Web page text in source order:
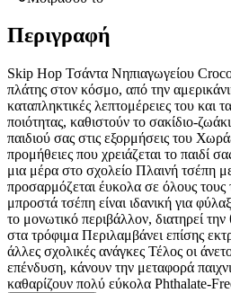
Περιγραφή
Skip Hop Τσάντα Νηπιαγωγείου
πλάτης στον κόσμο, από την
καταπληκτικές λεπτομέρειες του και
ποιότητας, καθιστούν το σακίδιο-
παιδιού σας στις εξορμήσεις του
προμήθειες που χρειάζεται το παιδί
μια μέρα στο σχολείο Πλαινή τσέπη
προσαρμόζεται έυκολα σε όλους
μπροστά τσέπη είναι ιδανική για
το μονωτικό περιβάλλον, διατηρεί
στα τρόφιμα Περιλαμβάνει επίσης
άλλες σχολικές ανάγκες Τέλος οι
επένδυση, κάνουν την μεταφορά
καθαρίζουν πολύ εύκολα Phthalate-